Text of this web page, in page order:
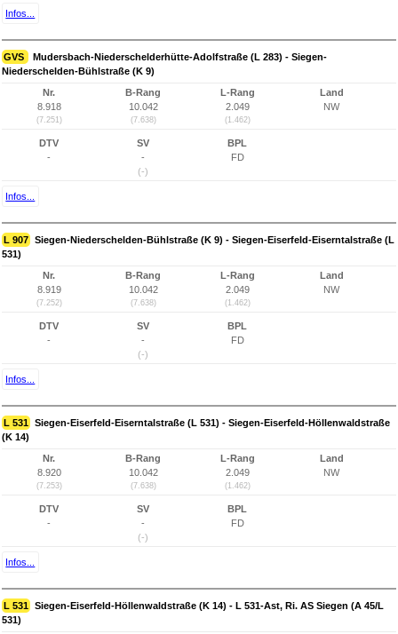
Infos...
GVS
Mudersbach-Niederschelderhütte-Adolfstraße (L 283) - Siegen-
Niederschelden-Bühlstraße (K 9)
Nr.
8.918
(7.251)
B-Rang
10.042
(7.638)
L-Rang
2.049
(1.462)
Land
NW
DTV
-
SV
-
(-)
BPL
FD
Infos...
L 907 Siegen-Niederschelden-Bühlstraße (K 9) - Siegen-Eiserfeld-Eiserntalstraße (L
531)
Nr.
8.919
(7.252)
B-Rang
10.042
(7.638)
L-Rang
2.049
(1.462)
Land
NW
DTV
-
SV
-
(-)
BPL
FD
Infos...
L 531 Siegen-Eiserfeld-Eiserntalstraße (L 531) - Siegen-Eiserfeld-Höllenwaldstraße
(K 14)
Nr.
8.920
(7.253)
B-Rang
10.042
(7.638)
L-Rang
2.049
(1.462)
Land
NW
DTV
-
SV
-
(-)
BPL
FD
Infos...
L 531 Siegen-Eiserfeld-Höllenwaldstraße (K 14) - L 531-Ast, Ri. AS Siegen (A 45/L
531)